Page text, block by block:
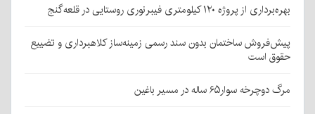
بهره‌برداری از پروژه ۱۲۰ کیلومتری فیبرنوری روستایی در قلعه‌گنج
پیش‌فروش ساختمان بدون سند رسمی زمینه‌ساز کلاهبرداری و تضییع
حقوق است
مرگ دوچرخه سوار۶۵ ساله در مسیر باغین